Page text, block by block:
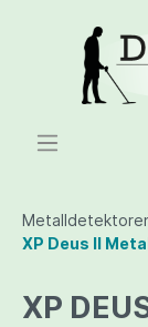
XP Deus II
XP